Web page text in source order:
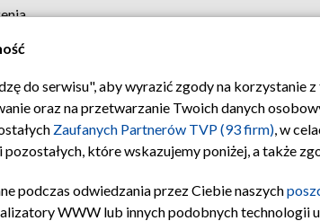
Regulamin TVP Polityka
do serwisu", aby wyrazić zgody na korzystanie
oraz na przetwarzanie Twoich danych
Zaufanych Partnerów TVP (93 firm), w
które wskazujemy poniżej, a także
podczas odwiedzania przez Ciebie naszych
WWW lub innych podobnych technologii